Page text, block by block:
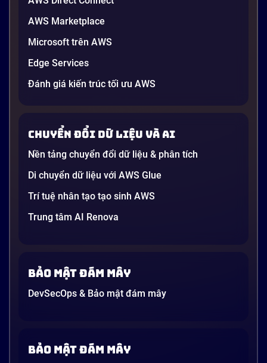
Generative AI là gì? Giải thích đơn giản
và ứng dụng cho doanh nghiệp Việt
Nam 2026
Gần đây, bạn có thể nghe đến thuật ngữ “Generative
startup công nghệ. Vấn đề là phần lớn lời giải thích
dường như chỉ được viết cho kỹ sư, không phải cho
người […]
21 phút
AWS Marketplace
Microsoft trên AWS
Edge Services
Đánh giá kiến trúc tối ưu AWS
Chuyển đổi dữ liệu và AI
Nền tảng chuyển đổi dữ liệu & phân tích
Di chuyển dữ liệu với AWS Glue
Trí tuệ nhân tạo tạo sinh AWS
Trung tâm AI Renova
Bảo mật đám mây
DevSecOps & Bảo mật đám mây
Bảo mật đám mây